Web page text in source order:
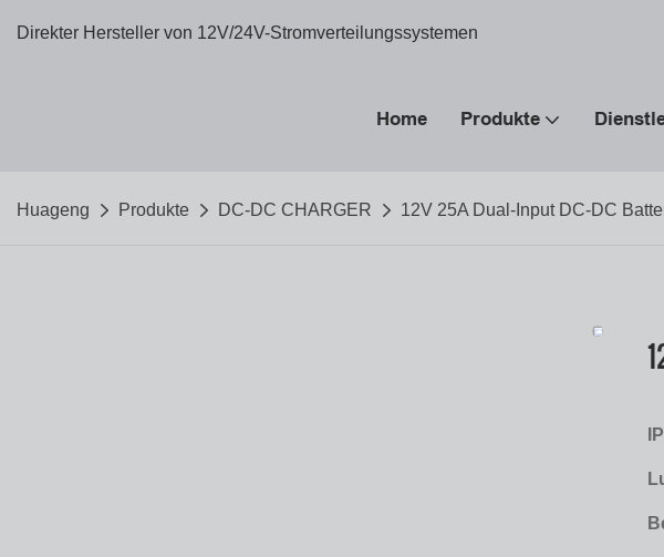
Direkter Hersteller von 12V/24V-Stromverteilungssystemen
Home Produkte
Huageng Produkte DC-DC CHARGER 12V 25A Dual-Input DC-DC